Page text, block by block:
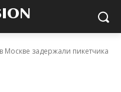
Москве задержали пикетчика